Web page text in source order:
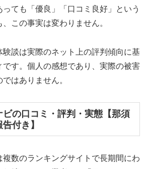
ても「優良」「口コミ良好」という
この事実は変わりません。
談は実際のネット上の評判傾向に基
です。個人の感想であり、実際の被害
はありません。
ビの口コミ・評判・実態【那須
付き】
複数のランキングサイトで長期間にわ